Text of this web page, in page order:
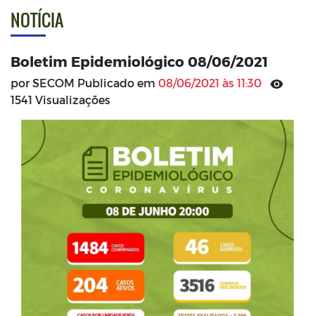
NOTÍCIA
Boletim Epidemiológico 08/06/2021
por SECOM Publicado em 08/06/2021 às 11:30
1541 Visualizações